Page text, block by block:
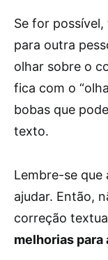
Se for
para outra
olhar sobre o
fica com o
bobas que
texto.
Lembre-se que
ajudar. Então,
correção
melhorias